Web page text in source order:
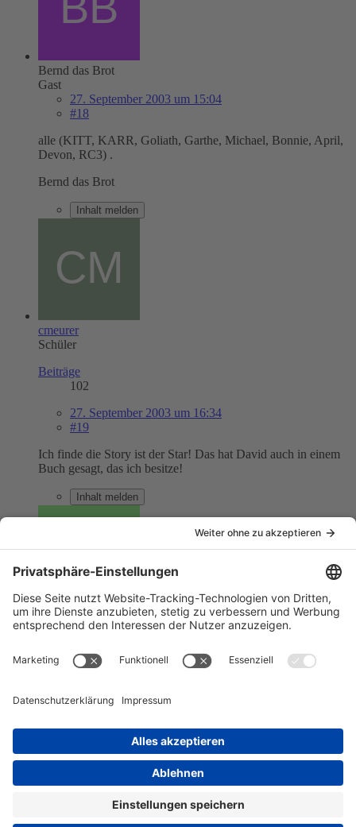
Bernd das Brot
Gast
27. September 2003 um 15:04
#18
alle (KITT, KARR, Goliath, Garthe, Michael, Bonnie, April,
Devon, RC3) .
Bernd das Brot
Inhalt melden
cmeurer
Schüler
Beiträge
102
27. September 2003 um 16:34
#19
Ich finde die Story ist der Star! Das hat David auch in einem
Buch gesagt, das ich besitze!
Inhalt melden
Upi85
Anfänger
Beiträge
20
27. September 2003 um 23:34
Ich finde Knight Rider ohne David Hasselhoff ist nicht . Der
gehört einfach dazu !!!
Inhalt melden